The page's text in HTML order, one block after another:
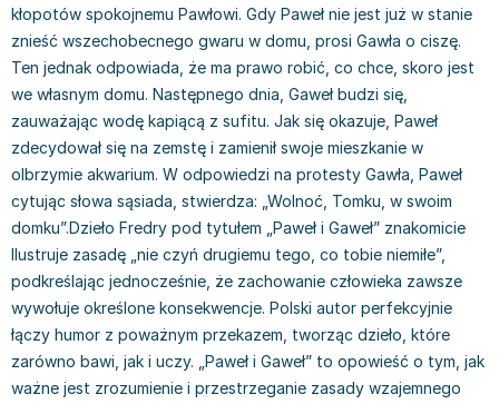
Książki do nauk społecznych i humanistycznych
Filologia - książki
Książki filozoficzne
Inne
Kulturoznawstwo, antropologia - książki
Książki o naukach politycznych
Książki pedagogiczne
Psychologia - książki
Socjologia - książki
Książki: Religie i wyznania
Inne
Książki: Buddyzm
Książki: Chrześcijaństwo
Książki: Islam
Książki o zainteresowaniach dla dzieci 6-8 lat
Książki dla dzieci 9-12 lat
Książki edukacyjne dla dzieci 9-12 lat
Literatura dla dzieci 9-12 lat
Poznawanie świata dla dzieci 9-12 lat - książki
Książki o zainteresowaniach dla dzieci 9-12 lat
Książki dla młodzieży
Literatura dla młodzieży
Literatura popularno-naukowa
Społeczeństwo i rozwój osobisty - książki
Lektury i pomoce szkolne
Lektury do gimnazjów i szkół średnich
Lektury do szkoły podstawowej
Szkoły wyższe - książki
Alfred Szklarski
Stefan Żeromski
Henryk Sienkiewicz
Juliusz Słowacki
Jacek Piekara
Meg Cabot
James Rollins
Maria Konopnicka
Rick Riordan
John Flanagan
Graham Masterton
Astrid Lindgren
Anna Ficner-Ogonowska
kłopotów spokojnemu Pawłowi. Gdy Paweł nie jest już w stanie
znieść wszechobecnego gwaru w domu, prosi Gawła o ciszę.
Ten jednak odpowiada, że ma prawo robić, co chce, skoro jest
we własnym domu. Następnego dnia, Gaweł budzi się,
zauważając wodę kapiącą z sufitu. Jak się okazuje, Paweł
zdecydował się na zemstę i zamienił swoje mieszkanie w
olbrzymie akwarium. W odpowiedzi na protesty Gawła, Paweł
cytując słowa sąsiada, stwierdza: „Wolnoć, Tomku, w swoim
domku”.Dzieło Fredry pod tytułem „Paweł i Gaweł” znakomicie
Ilustruje zasadę „nie czyń drugiemu tego, co tobie niemiłe”,
podkreślając jednocześnie, że zachowanie człowieka zawsze
wywołuje określone konsekwencje. Polski autor perfekcyjnie
łączy humor z poważnym przekazem, tworząc dzieło, które
zarówno bawi, jak i uczy. „Paweł i Gaweł” to opowieść o tym, jak
ważne jest zrozumienie i przestrzeganie zasady wzajemnego